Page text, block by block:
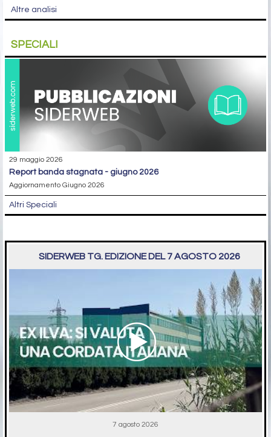
Altre analisi
SPECIALI
29 maggio 2026
report banda stagnata - giugno 2026
Aggiornamento Giugno 2026
Altri Speciali
SIDERWEB TG. EDIZIONE DEL 7 AGOSTO 2026
7 agosto 2026